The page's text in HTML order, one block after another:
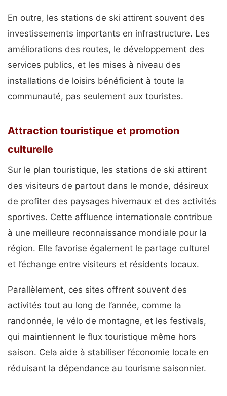
En outre, les stations de ski attirent souvent des
investissements importants en infrastructure. Les
améliorations des routes, le développement des
services publics, et les mises à niveau des
installations de loisirs bénéficient à toute la
communauté, pas seulement aux touristes.
Attraction touristique et promotion
culturelle
Sur le plan touristique, les stations de ski attirent
des visiteurs de partout dans le monde, désireux
de profiter des paysages hivernaux et des activités
sportives. Cette affluence internationale contribue
à une meilleure reconnaissance mondiale pour la
région. Elle favorise également le partage culturel
et l’échange entre visiteurs et résidents locaux.
Parallèlement, ces sites offrent souvent des
activités tout au long de l’année, comme la
randonnée, le vélo de montagne, et les festivals,
qui maintiennent le flux touristique même hors
saison. Cela aide à stabiliser l’économie locale en
réduisant la dépendance au tourisme saisonnier.